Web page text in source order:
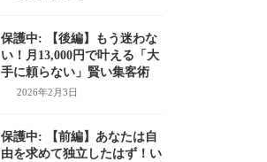
保護中: 【後編】もう迷わな
い！月13,000円で叶える「大
手に頼らない」賢い集客術
2026年2月3日
保護中: 【前編】あなたは自
由を求めて独立したはず！い